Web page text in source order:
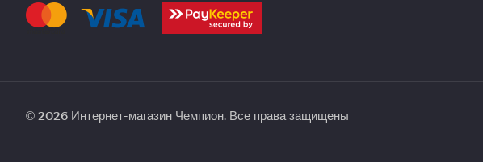
© 2026 Интернет-магазин Чемпион. Все права защищены